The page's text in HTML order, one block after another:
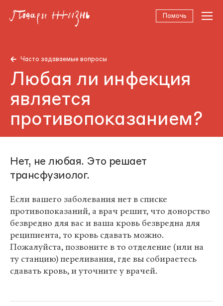
Помочь
Часто задаваемые вопросы
Любая ли инфекция
является
противопоказанием?
Нет, не любая. Это решает
трансфузиолог.
Если вашего заболевания нет в списке
противопоказаний, а врач решит, что донорство
безвредно для вас и ваша кровь безвредна для
реципиента, то кровь сдавать можно.
Пожалуйста, позвоните в то отделение (или на
ту станцию) переливания, где вы собираетесь
сдавать кровь, и уточните у врачей.